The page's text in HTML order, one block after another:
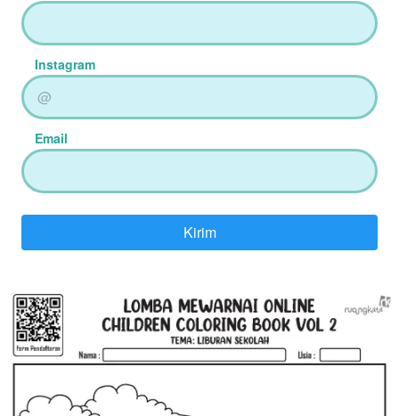
Instagram
Email
`Kirim